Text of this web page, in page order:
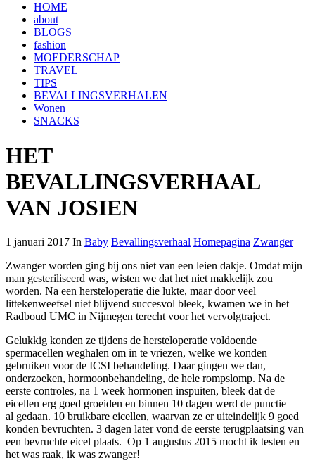
HOME
about
BLOGS
fashion
MOEDERSCHAP
TRAVEL
TIPS
BEVALLINGSVERHALEN
Wonen
SNACKS
HET
BEVALLINGSVERHAAL
VAN JOSIEN
1 januari 2017 In Baby Bevallingsverhaal Homepagina Zwanger
Zwanger worden ging bij ons niet van een leien dakje. Omdat mijn
man gesteriliseerd was, wisten we dat het niet makkelijk zou
worden. Na een hersteloperatie die lukte, maar door veel
littekenweefsel niet blijvend succesvol bleek, kwamen we in het
Radboud UMC in Nijmegen terecht voor het vervolgtraject.
Gelukkig konden ze tijdens de hersteloperatie voldoende
spermacellen weghalen om in te vriezen, welke we konden
gebruiken voor de ICSI behandeling. Daar gingen we dan,
onderzoeken, hormoonbehandeling, de hele rompslomp. Na de
eerste controles, na 1 week hormonen inspuiten, bleek dat de
eicellen erg goed groeiden en binnen 10 dagen werd de punctie
al gedaan. 10 bruikbare eicellen, waarvan ze er uiteindelijk 9 goed
konden bevruchten. 3 dagen later vond de eerste terugplaatsing van
een bevruchte eicel plaats. Op 1 augustus 2015 mocht ik testen en
het was raak, ik was zwanger!